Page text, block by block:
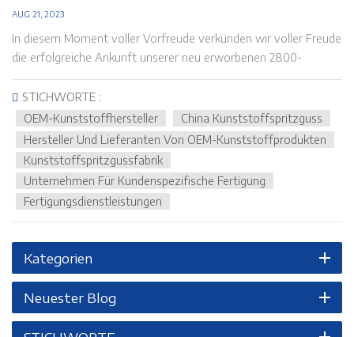
AUG 21, 2023
In diesem Moment voller Vorfreude verkünden wir voller Freude
die erfolgreiche Ankunft unserer neu erworbenen 2800-
Tonnen-Maschine. Die Einführung dieser Maschine markiert
einen bedeutenden Sprung in unserer technologischen
Leistungsfähigkeit und stellt einen umfassenderen Plan für
unsere zukünftige Entwicklung dar. In unserer Werkstatt
verfügen wir über insgesamt 65 Spritzgießmaschinen, von der
Spanne beginnend bei 80 Tonnen bis hin zu unserer größten
mit 2.800 Tonnen. Mit dieser breiten Maschinenpalette sind wir
in der Lage, Projekte jeder Größe abzuwickeln. Tatsächlich kann
2,4 Metern verarbeiten. Egal wie groß oder komplex Ihr Projekt
ist, Sie können darauf vertrauen, dass wir die richtige Maschine
für den Job haben.Auch in den kommenden Tagen werden wir
mit unerschütterlicher Entschlossenheit danach streben,
unseren Kunden erstklassige und fortschrittliche Produkte und
STICHWORTE :
OEM-Kunststoffhersteller
China Kunststoffspritzguss
Hersteller Und Lieferanten Von OEM-Kunststoffprodukten
Kunststoffspritzgussfabrik
Unternehmen Für Kundenspezifische Fertigung
Fertigungsdienstleistungen
Kategorien
Neuester Blog